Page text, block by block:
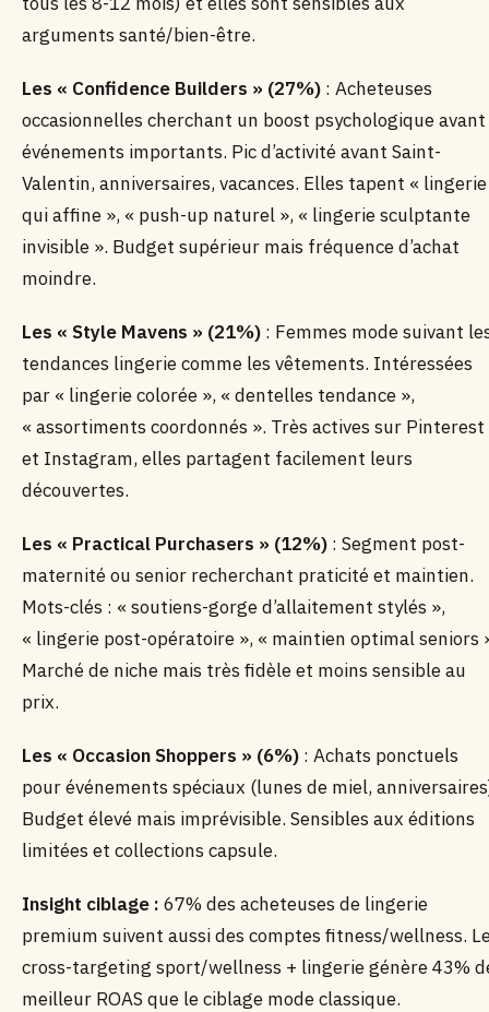
arguments santé/bien-être.
Les « Confidence Builders » (27%) : Acheteuses
occasionnelles cherchant un boost psychologique avant
événements importants. Pic d’activité avant Saint-
Valentin, anniversaires, vacances. Elles tapent « lingerie
qui affine », « push-up naturel », « lingerie sculptante
invisible ». Budget supérieur mais fréquence d’achat
moindre.
Les « Style Mavens » (21%) : Femmes mode suivant
tendances lingerie comme les vêtements. Intéressées
par « lingerie colorée », « dentelles tendance »,
« assortiments coordonnés ». Très actives sur Pinterest
et Instagram, elles partagent facilement leurs
découvertes.
Les « Practical Purchasers » (12%) : Segment post-
maternité ou senior recherchant praticité et maintien.
Mots-clés : « soutiens-gorge d’allaitement stylés »,
« lingerie post-opératoire », « maintien optimal seniors
Marché de niche mais très fidèle et moins sensible au
prix.
Les « Occasion Shoppers » (6%) : Achats ponctuels
pour événements spéciaux (lunes de miel,
Budget élevé mais imprévisible. Sensibles aux éditions
limitées et collections capsule.
Insight ciblage : 67% des acheteuses de lingerie
premium suivent aussi des comptes fitness/wellness.
cross-targeting sport/wellness + lingerie génère 43%
meilleur ROAS que le ciblage mode classique.